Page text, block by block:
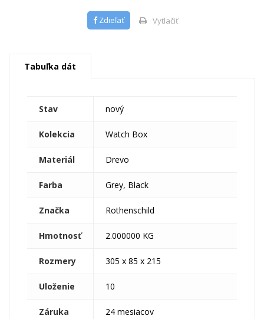
Zdieľať Vytlačiť
Tabuľka dát
Stav nový
Kolekcia Watch Box
Materiál Drevo
Farba Grey, Black
Značka Rothenschild
Hmotnosť 2.000000 KG
Rozmery 305 x 85 x 215
Uloženie 10
Záruka 24 mesiacov